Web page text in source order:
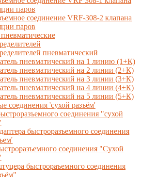
паров
соединение VRF-308-2 клапана
паров
пневматический
пневматический на 1 линию (1+К)
пневматический на 2 линии (2+К)
пневматический на 3 линии (3+К)
пневматический на 4 линии (4+К)
пневматический на 5 линии (5+К)
соединения 'сухой разъём'
соединения "сухой
быстроразъемного соединения
соединения "Сухой
быстрораъемного соединения